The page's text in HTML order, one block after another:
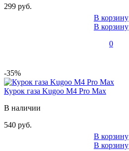
299 руб.
В корзину
В корзину
0
-35%
Курок газа Kugoo M4 Pro Max
В наличии
540 руб.
В корзину
В корзину